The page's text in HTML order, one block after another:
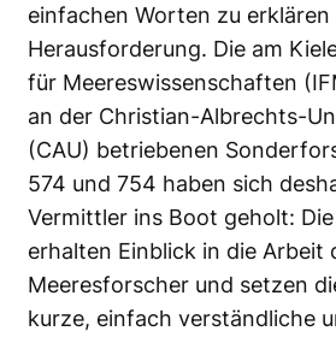
einfachen Worten zu erklären
Herausforderung. Die am
für Meereswissenschaften
an der Christian-Albrechts-
(CAU) betriebenen
574 und 754 haben sich
Vermittler ins Boot geholt:
erhalten Einblick in die Arbeit
Meeresforscher und setzen
kurze, einfach verständliche